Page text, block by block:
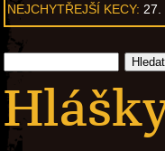
NEJCHYTŘEJŠÍ KECY: 27.